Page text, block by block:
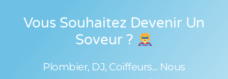
Vous Souhaitez Devenir Un
Soveur ?
Plombier, DJ, Coiffeurs... Nous